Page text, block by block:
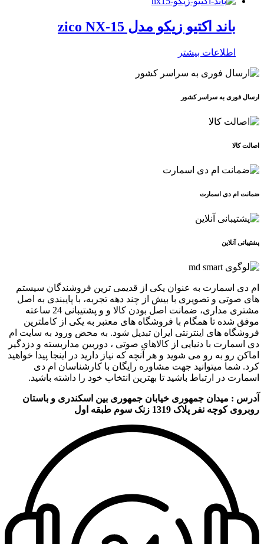
باند اکتیو زیکو مدل zico NX-15
اطلاعات بیشتر
ارسال فوری به سراسر کشور
اصالت کالا
ضمانت ام دی اسمارت
پشتیبانی آنلاین
ام دی اسمارت به عنوان یکی از قدیمی ترین فروشندگان سیستم
های صوتی و تصویری با بیش از چند دهه تجربه، با پایبندی به اصل
مشتری مداری، ضمانت اصل بودن کالا و و پشتیبانی 24 ساعته
موفق شده تا همگام با فروشگاه های معتبر به یکی از کاملترین
فروشگاه های اینترنتی ایران تبدیل شود. به محض ورود به سایت ام
دی اسمارت با دنیایی از کالاهای صوتی ، دوربین مداربسته و دزدگیر
اماکن رو به رو می شوید و هر آنچه که نیاز دارید در اینجا پیدا خواهید
کرد. شما میتوانید جهت مشاوره رایگان با کارشناسان ام دی
اسمارت در ارتباط باشید تا بهترین انتخاب خود را داشته باشید.
آدرس : میدان جمهوری خیابان جمهوری بین اسکندری و باستان
روبروی کوچه نفر پلاک 1319 زنک سوم طبقه اول